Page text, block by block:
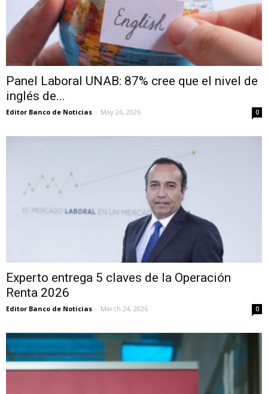
Panel Laboral UNAB: 87% cree que el nivel de
inglés de...
Editor Banco de Noticias - May 26, 2026 0
Experto entrega 5 claves de la Operación
Renta 2026
Editor Banco de Noticias - March 24, 2026 0